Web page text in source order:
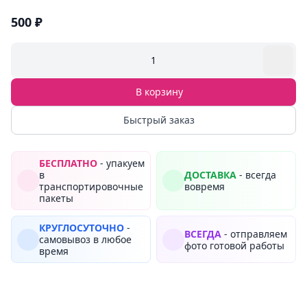
500 ₽
1
В корзину
Быстрый заказ
БЕСПЛАТНО - упакуем
в
транспортировочные
пакеты
ДОСТАВКА - всегда
вовремя
КРУГЛОСУТОЧНО -
самовывоз в любое
время
ВСЕГДА - отправляем
фото готовой работы